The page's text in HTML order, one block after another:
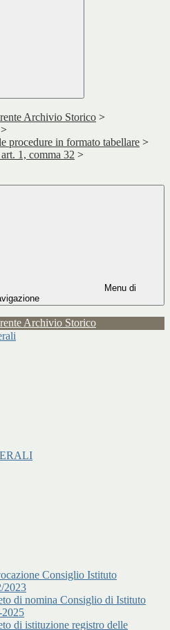
Archivio Storico >
>
procedure in formato tabellare >
1, comma 32 >
Menu di
Archivio Storico
Consiglio Istituto
2023
di nomina Consiglio di Istituto
2025
di istituzione registro delle